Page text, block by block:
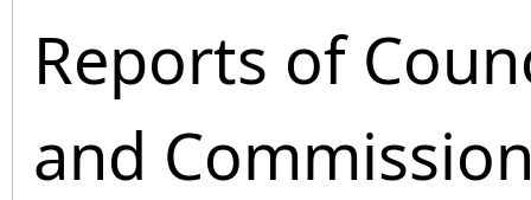
Reports of
and